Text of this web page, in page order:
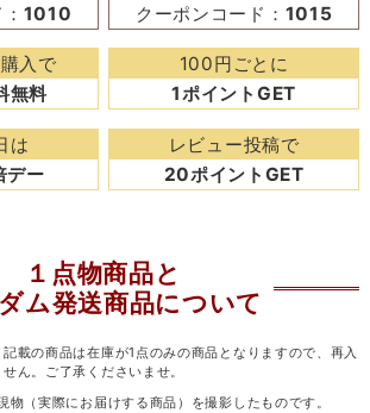
1010
クーポンコード： 1015
入で
無料
100円ごとに
1ポイントGET
は
デー
レビュー投稿で
20ポイントGET
１点物商品と
ム発送商品について
載の商品は在庫が1点のみの商品となりますので、再入
ん。ご了承くださいませ。
物（実際にお届けする商品）を撮影したものです。